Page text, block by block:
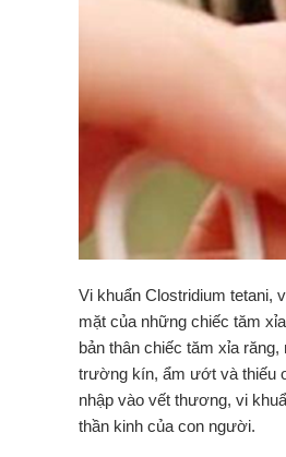
Vi khuẩn Clostridium tetani,
mặt của những chiếc tăm
bản thân chiếc tăm xỉa
trường kín, ẩm ướt và thiếu
nhập vào vết thương, vi
thần kinh của con người.